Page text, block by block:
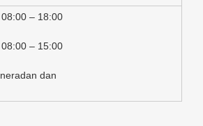
08:00 – 18:00
08:00 – 15:00
neradan dan